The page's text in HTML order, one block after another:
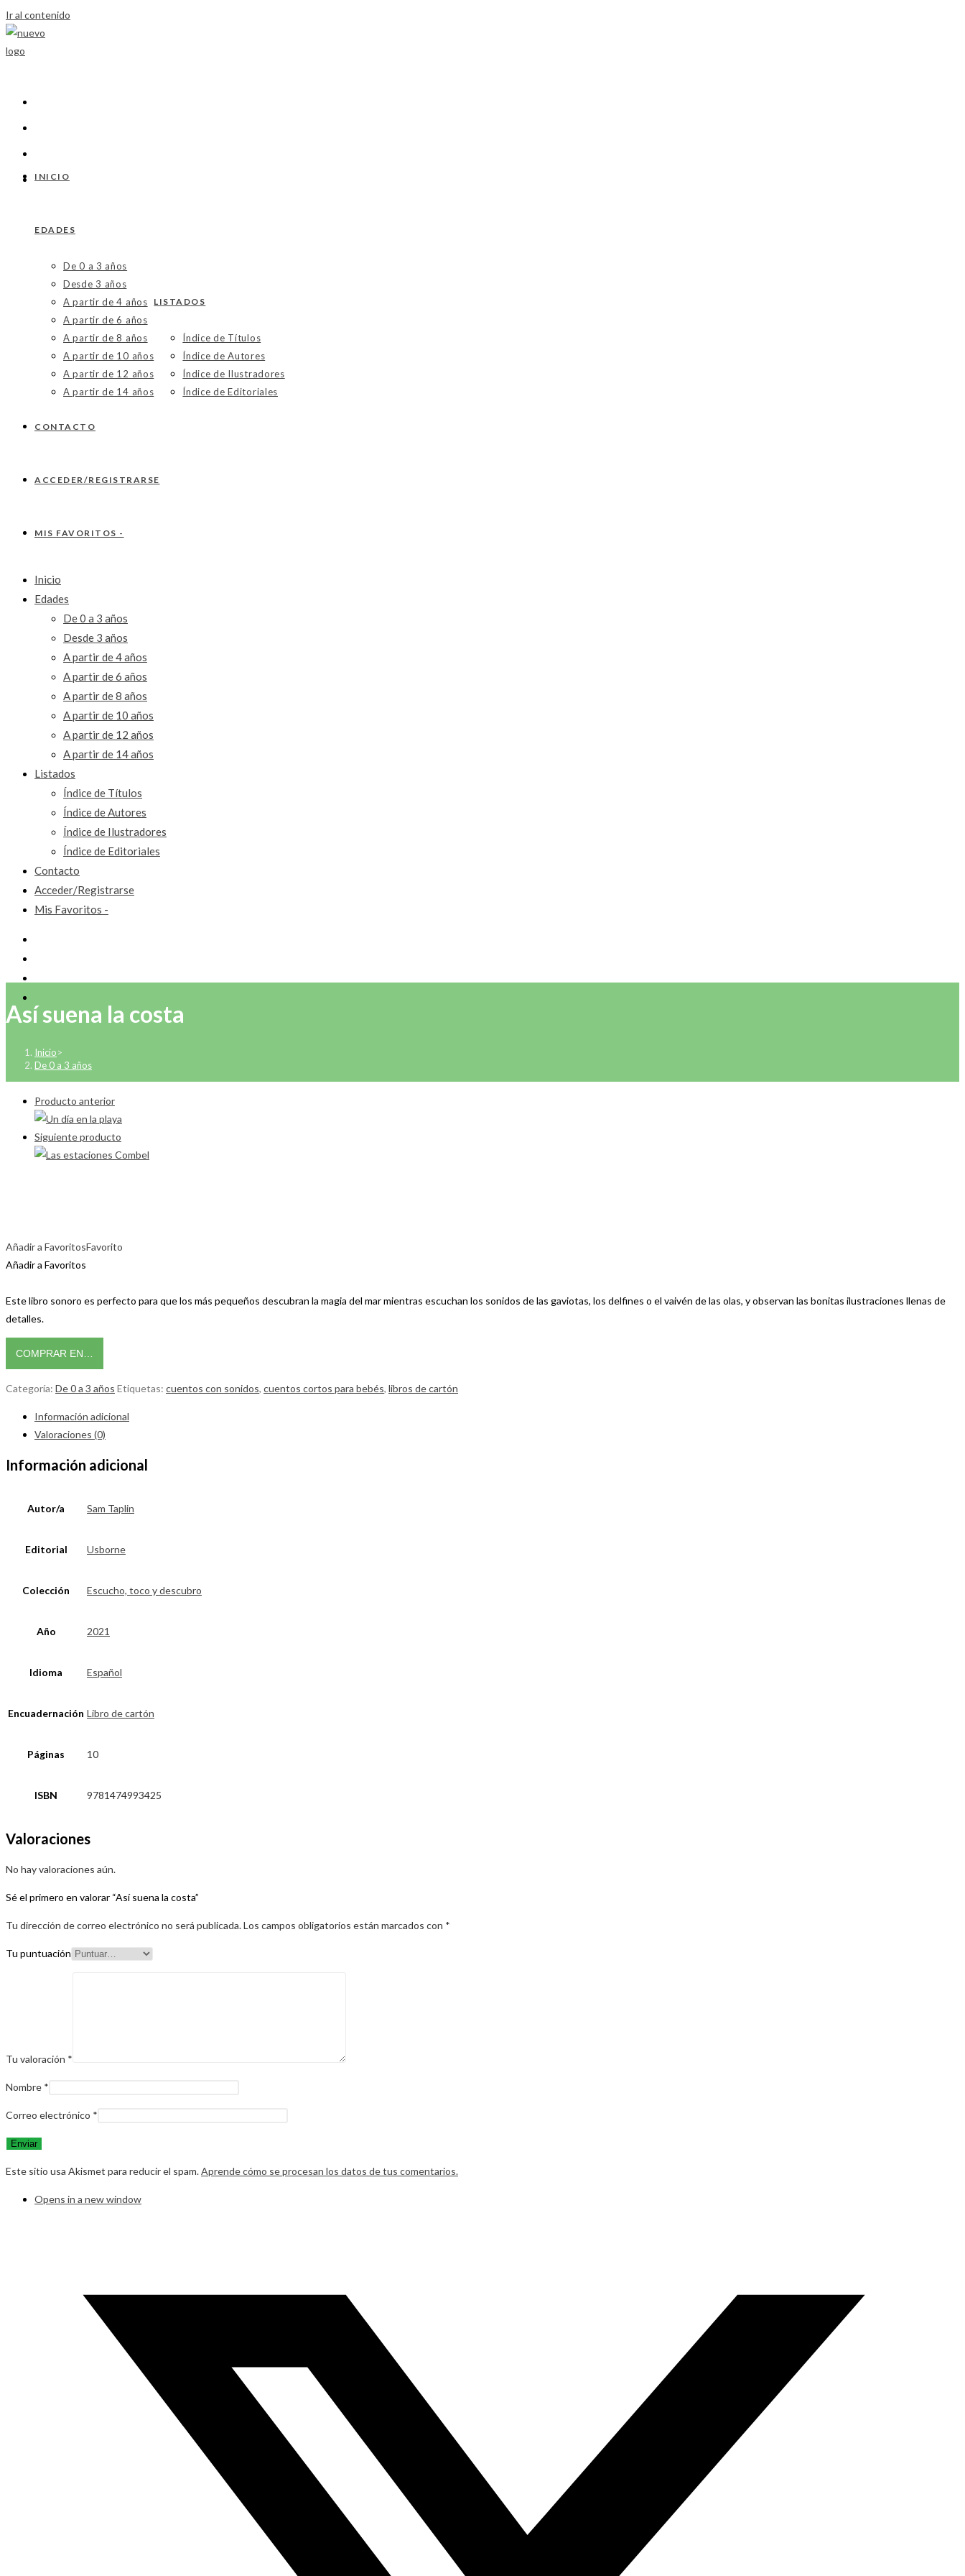
Ir al contenido
INICIO
EDADES
De 0 a 3 años
Desde 3 años
A partir de 4 años
A partir de 6 años
A partir de 8 años
A partir de 10 años
A partir de 12 años
A partir de 14 años
LISTADOS
Índice de Títulos
Índice de Autores
Índice de Ilustradores
Índice de Editoriales
CONTACTO
ACCEDER/REGISTRARSE
MIS FAVORITOS -
Inicio
Edades
De 0 a 3 años
Desde 3 años
A partir de 4 años
A partir de 6 años
A partir de 8 años
A partir de 10 años
A partir de 12 años
A partir de 14 años
Listados
Índice de Títulos
Índice de Autores
Índice de Ilustradores
Índice de Editoriales
Contacto
Acceder/Registrarse
Mis Favoritos -
Así suena la costa
Inicio>
De 0 a 3 años
Producto anterior
Siguiente producto
Añadir a FavoritosFavorito
Añadir a Favoritos
Este libro sonoro es perfecto para que los más pequeños descubran la magia del mar mientras escuchan los sonidos de las gaviotas, los delfines o el vaivén de las olas, y observan las bonitas ilustraciones llenas de
detalles.
COMPRAR EN…
Categoría: De 0 a 3 años Etiquetas: cuentos con sonidos, cuentos cortos para bebés, libros de cartón
Información adicional
Valoraciones (0)
Información adicional
Autor/a Sam Taplin
Editorial Usborne
Colección Escucho, toco y descubro
Año 2021
Idioma Español
Encuadernación Libro de cartón
Páginas 10
ISBN 9781474993425
Valoraciones
No hay valoraciones aún.
Sé el primero en valorar “Así suena la costa”
Tu dirección de correo electrónico no será publicada.Los campos obligatorios están marcados con *
Tu puntuación
Tu valoración *
Nombre *
Correo electrónico *
Este sitio usa Akismet para reducir el spam.Aprende cómo se procesan los datos de tus comentarios.
Opens in a new window